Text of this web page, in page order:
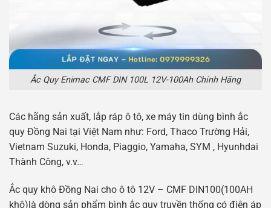
Ắc Quy Enimac CMF DIN 100L 12V-100Ah Chính Hãng
Các hãng sản xuất, lắp ráp ô tô, xe máy tin dùng bình ắc
quy Đồng Nai tại Việt Nam như: Ford, Thaco Trường Hải,
Vietnam Suzuki, Honda, Piaggio, Yamaha, SYM , Hyunhdai
Thành Công, v.v…
Ắc quy khô Đồng Nai cho ô tô 12V – CMF DIN100(100AH
khô)là dòng sản phẩm bình ắc quy truyền thống có điện áp